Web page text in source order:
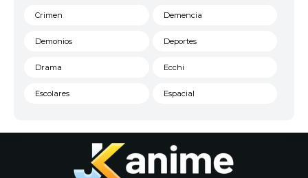
Crimen Demencia
Demonios Deportes
Drama Ecchi
Escolares Espacial
Historico
Josei